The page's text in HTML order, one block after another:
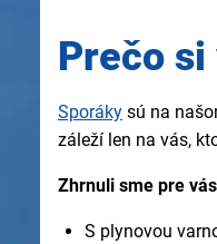
Prečo
Sporáky sú na
záleží len na vás,
Zhrnuli sme pre
S plynovou